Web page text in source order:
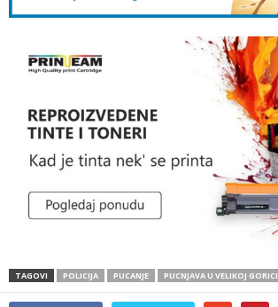
TAGOVI POLICIJA PUCANJE PUCNJAVA U VELIKOJ GORICI